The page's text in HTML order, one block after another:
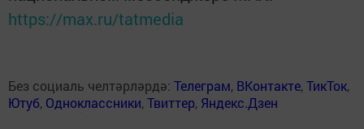
https://max.ru/tatmedia
Без социаль челтәрләрдә: Телеграм, ВКонтакте,ТикТок,
Ютуб, Одноклассники,Твиттер, Яндекс.Дзен